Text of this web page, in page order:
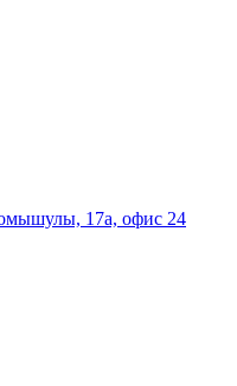
17а, офис 24